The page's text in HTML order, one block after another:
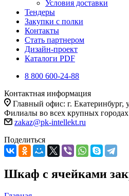
Условия доставки
Тендеры
Закупки с полки
Контакты
Стать партнером
Дизайн-проект
Каталоги PDF
8 800 600-24-88
Контактная информация
Главный офис: г. Екатеринбург,
Филиалы во всех крупных
zakaz@pk-intellekt.ru
Поделиться
Шкаф с ячейками